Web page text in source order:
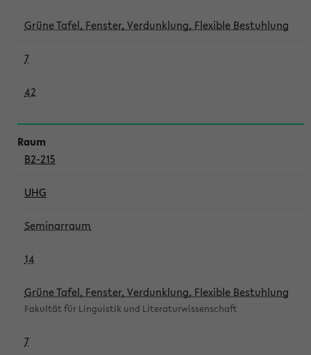
Grüne Tafel, Fenster, Verdunklung, Flexible Bestuhlung
7
42
B2-215
UHG
Seminarraum
14
Grüne Tafel, Fenster, Verdunklung, Flexible Bestuhlung
Fakultät für Linguistik und Literaturwissenschaft
7